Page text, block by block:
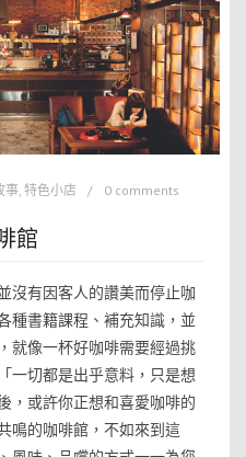
事 特色小店 0 comments
館
沒有因客人的讚美而停止咖
種書籍課程、補充知識，並
就像一杯好咖啡需要經過挑
一切都是出乎意料，只是想
，或許你正想和喜愛咖啡的
鳴的咖啡館，不如來到這